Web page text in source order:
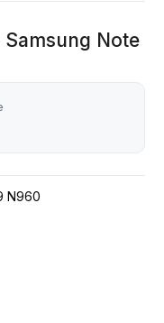
Note
N960